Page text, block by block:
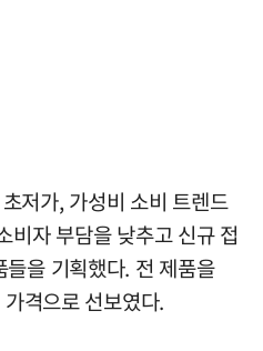
저가, 가성비 소비 트렌드
비자 부담을 낮추고 신규 접
을 기획했다. 전 제품을
격으로 선보였다.